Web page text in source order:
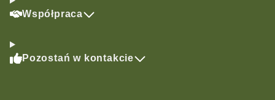
Współpraca
Pozostań w kontakcie